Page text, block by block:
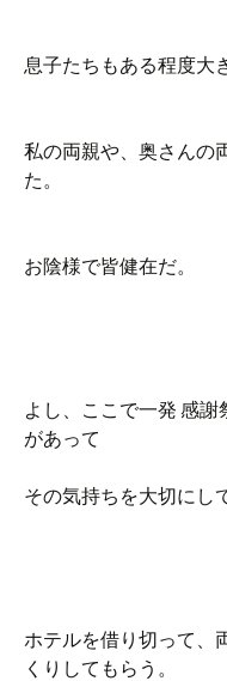
息子たちもある程度大
私の両親や、奥さんの
た。
お陰様で皆健在だ。
よし、ここで一発 感
があって
その気持ちを大切にし
ホテルを借り切って、
くりしてもらう。